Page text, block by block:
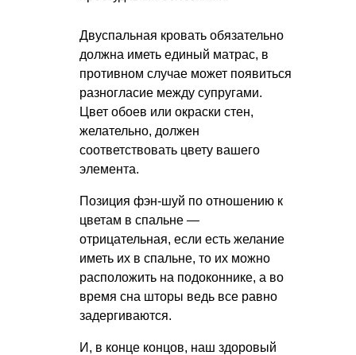
Двуспальная кровать обязательно
должна иметь единый матрас, в
противном случае может появиться
разногласие между супругами.
Цвет обоев или окраски стен,
желательно, должен
соответствовать цвету вашего
элемента.
Позиция фэн-шуй по отношению к
цветам в спальне —
отрицательная, если есть желание
иметь их в спальне, то их можно
расположить на подоконнике, а во
время сна шторы ведь все равно
задергиваются.
И, в конце концов, наш здоровый